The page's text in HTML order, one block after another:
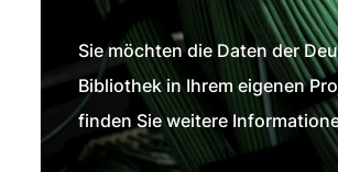
Sie möchten die Daten der
Bibliothek in Ihrem eigenen
finden Sie weitere